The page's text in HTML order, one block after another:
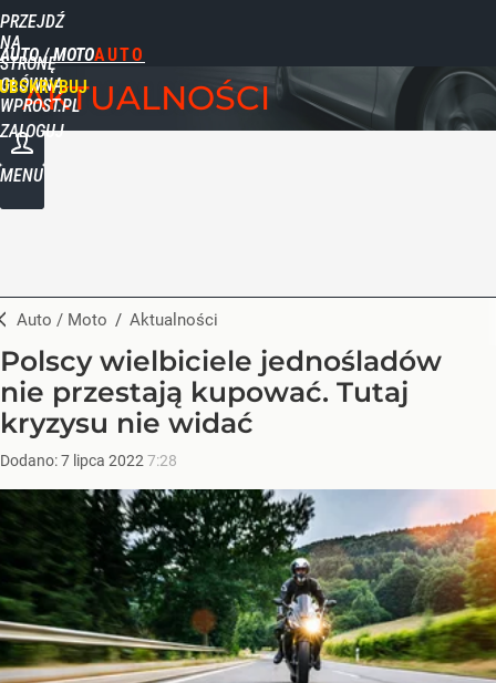
PRZEJDŹ
NA
STRONĘ
GŁÓWNĄ
WPROST.PL
AUTO / MOTO
ZALOGUJ
MENU
AKTUALNOŚCI
Auto / Moto / Aktualności
Polscy wielbiciele jednośladów
nie przestają kupować. Tutaj
kryzysu nie widać
Dodano:7 lipca 2022 7:28